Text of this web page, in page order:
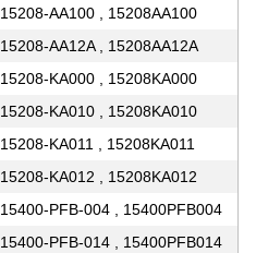
15208-AA100 , 15208AA100
15208-AA12A , 15208AA12A
15208-KA000 , 15208KA000
15208-KA010 , 15208KA010
15208-KA011 , 15208KA011
15208-KA012 , 15208KA012
15400-PFB-004 , 15400PFB004
15400-PFB-014 , 15400PFB014